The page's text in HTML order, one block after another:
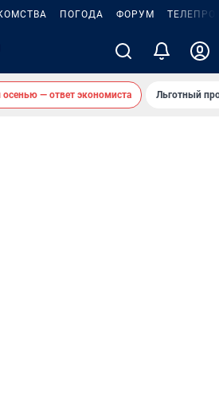
ПОГОДА ФОРУМ
— ответ экономиста Льготный